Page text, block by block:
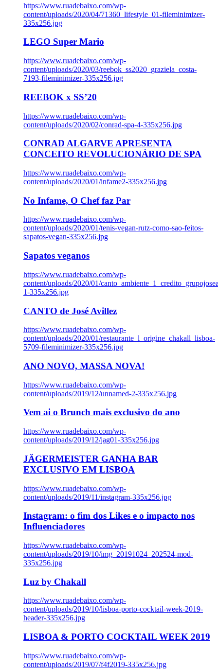
https://www.ruadebaixo.com/wp-
content/uploads/2020/04/71360_lifestyle_01-fileminimizer-
335x256.jpg
LEGO Super Mario
https://www.ruadebaixo.com/wp-
content/uploads/2020/03/reebok_ss2020_graziela_costa-
7193-fileminimizer-335x256.jpg
REEBOK x SS’20
https://www.ruadebaixo.com/wp-
content/uploads/2020/02/conrad-spa-4-335x256.jpg
CONRAD ALGARVE APRESENTA
CONCEITO REVOLUCIONÁRIO DE SPA
https://www.ruadebaixo.com/wp-
content/uploads/2020/01/infame2-335x256.jpg
No Infame, O Chef faz Par
https://www.ruadebaixo.com/wp-
content/uploads/2020/01/tenis-vegan-rutz-como-sao-feitos-
sapatos-vegan-335x256.jpg
Sapatos veganos
https://www.ruadebaixo.com/wp-
content/uploads/2020/01/
1-335x256.jpg
CANTO de José Avillez
https://www.ruadebaixo.com/wp-
content/uploads/2020/01/restaurante_l_origine_chakall_lisboa-
5709-fileminimizer-335x256.jpg
ANO NOVO, MASSA NOVA!
https://www.ruadebaixo.com/wp-
content/uploads/2019/12/unnamed-2-335x256.jpg
Vem ai o Brunch mais exclusivo do ano
https://www.ruadebaixo.com/wp-
content/uploads/2019/12/jag01-335x256.jpg
JÄGERMEISTER GANHA BAR
EXCLUSIVO EM LISBOA
https://www.ruadebaixo.com/wp-
content/uploads/2019/11/instagram-335x256.jpg
Instagram: o fim dos Likes e o impacto nos
Influenciadores
https://www.ruadebaixo.com/wp-
content/uploads/2019/10/img_20191024_202524-mod-
335x256.jpg
Luz by Chakall
https://www.ruadebaixo.com/wp-
content/uploads/2019/10/lisboa-porto-cocktail-week-2019-
header-335x256.jpg
LISBOA & PORTO COCKTAIL WEEK 2019
https://www.ruadebaixo.com/wp-
content/uploads/2019/07/f4f2019-335x256.jpg